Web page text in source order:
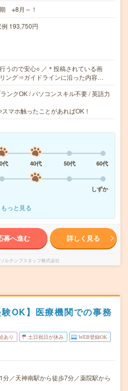
期 ※8月～！
193,750円
うので安心○ ／＊投稿されている画
ング⇒ガイドラインに沿った内容…
ンクOK / パソコンスキル不要 / 英語力
マホ触ったことがあればOK！
代 40代 50代
60代
しずか
もっと見る
募へ進む 詳しく見る
ルテンプスタッフ株式会社
験OK】医療機関での事務
あり 土日祝日が休み WEB登録OK
分／天神南駅から徒歩7分／薬院駅から